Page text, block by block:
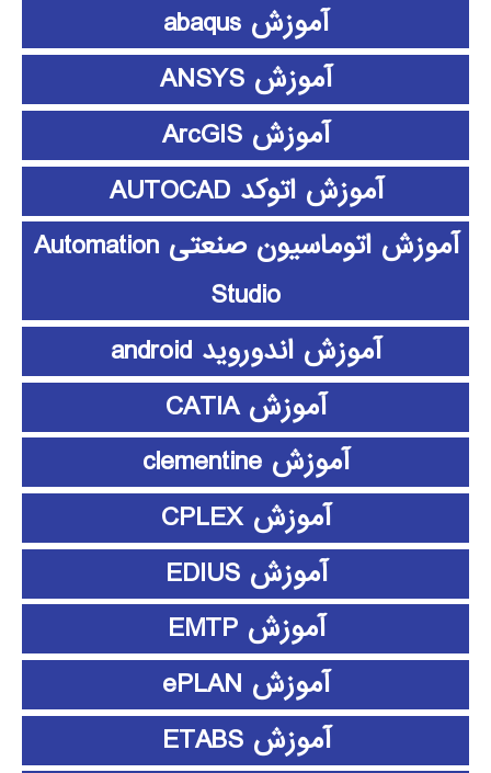
آموزش abaqus
آموزش ANSYS
آموزش ArcGIS
آموزش اتوکد AUTOCAD
آموزش اتوماسیون صنعتی Automation
Studio
آموزش اندوروید android
آموزش CATIA
آموزش clementine
آموزش CPLEX
آموزش EDIUS
آموزش EMTP
آموزش ePLAN
آموزش ETABS